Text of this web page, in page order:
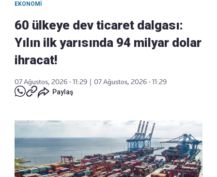
EKONOMI
60 ülkeye dev ticaret dalgası:
Yılın ilk yarısında 94 milyar dolar
ihracat!
07 Ağustos, 2026 - 11:29
07 Ağustos, 2026 - 11:29
Paylaş